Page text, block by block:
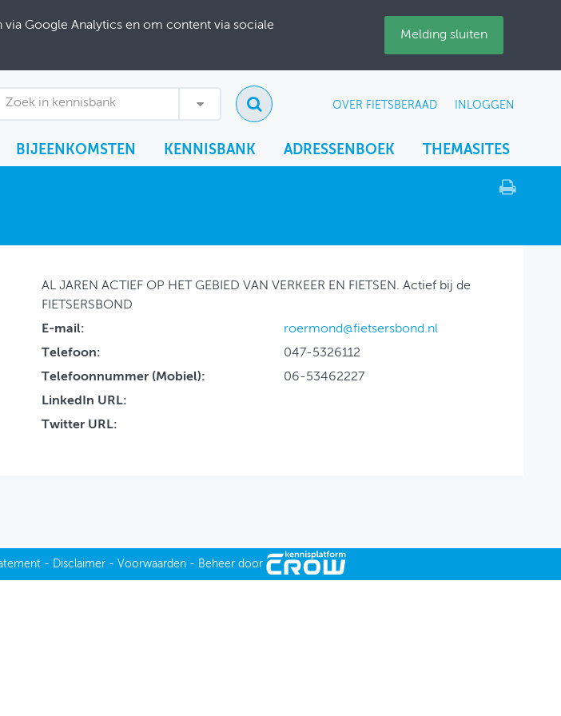
Google Analytics en om content via sociale
Melding sluiten
Zoek in kennisbank OVER FIETSBERAAD INLOGGEN
BIJEENKOMSTEN KENNISBANK ADRESSENBOEK THEMASITES
AL JAREN ACTIEF OP HET GEBIED VAN VERKEER EN FIETSEN. Actief bij de
FIETSERSBOND
E-mail:
roermond@fietsersbond.nl
Telefoon:
047-5326112
Telefoonnummer (Mobiel):
06-53462227
LinkedIn URL:
Twitter URL:
- Disclaimer- Voorwaarden - Beheer door